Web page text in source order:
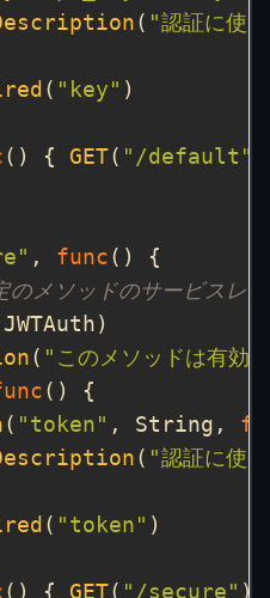
( "認証に使
( "key"
() { GET( "/default"
, func
メソッドのサービスレ
( "このメソッドは有効
( "token" , String,
( "認証に使
( "token"
() { GET( "/secure"